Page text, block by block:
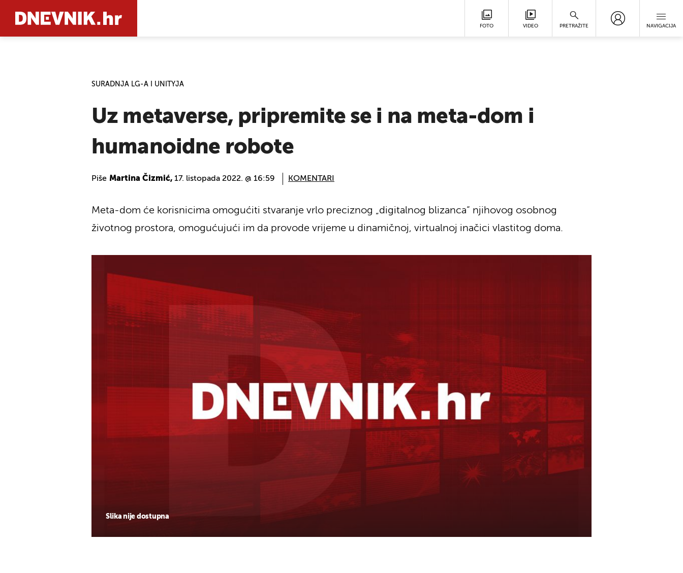
FOTO VIDEO PRETRAŽITE NAVIGACIJA
SURADNJA LG-A I UNITYJA
Uz metaverse, pripremite se i na meta-dom i
humanoidne robote
Piše Martina Čizmić, 17. listopada 2022. @ 16:59 KOMENTARI
Slika nije dostupna
Meta-dom će korisnicima omogućiti stvaranje vrlo preciznog „digitalnog blizanca“ njihovog osobnog
životnog prostora, omogućujući im da provode vrijeme u dinamičnoj, virtualnoj inačici vlastitog doma.